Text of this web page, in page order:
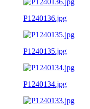
P1240136.jpg
P1240135.jpg
P1240134.jpg